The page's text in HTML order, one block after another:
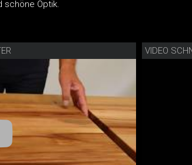
schöne Optik.